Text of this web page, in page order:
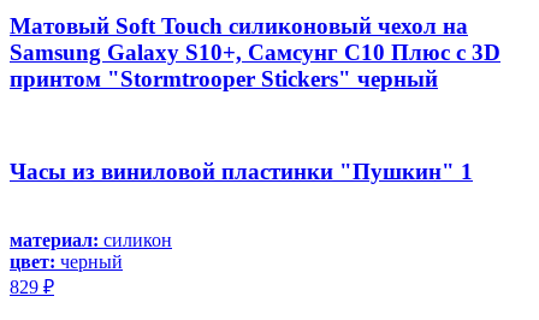
Матовый Soft Touch силиконовый чехол на
Samsung Galaxy S10+, Самсунг С10 Плюс с 3D
принтом "Stormtrooper Stickers" черный
Часы из виниловой пластинки "Пушкин" 1
материал: силикон
цвет: черный
829 ₽